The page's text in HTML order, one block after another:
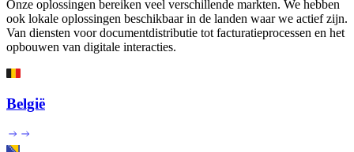
Onze oplossingen bereiken veel verschillende markten. We hebben
ook lokale oplossingen beschikbaar in de landen waar we actief zijn.
Van diensten voor documentdistributie tot facturatieprocessen en het
opbouwen van digitale interacties.
België